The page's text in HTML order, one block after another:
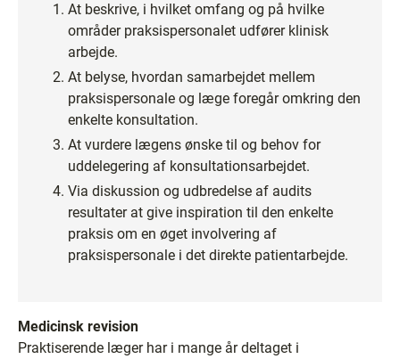
At beskrive, i hvilket omfang og på hvilke
områder praksispersonalet udfører klinisk
arbejde.
At belyse, hvordan samarbejdet mellem
praksispersonale og læge foregår omkring den
enkelte konsultation.
At vurdere lægens ønske til og behov for
uddelegering af konsultationsarbejdet.
Via diskussion og udbredelse af audits
resultater at give inspiration til den enkelte
praksis om en øget involvering af
praksispersonale i det direkte patientarbejde.
Medicinsk revision
Praktiserende læger har i mange år deltaget i